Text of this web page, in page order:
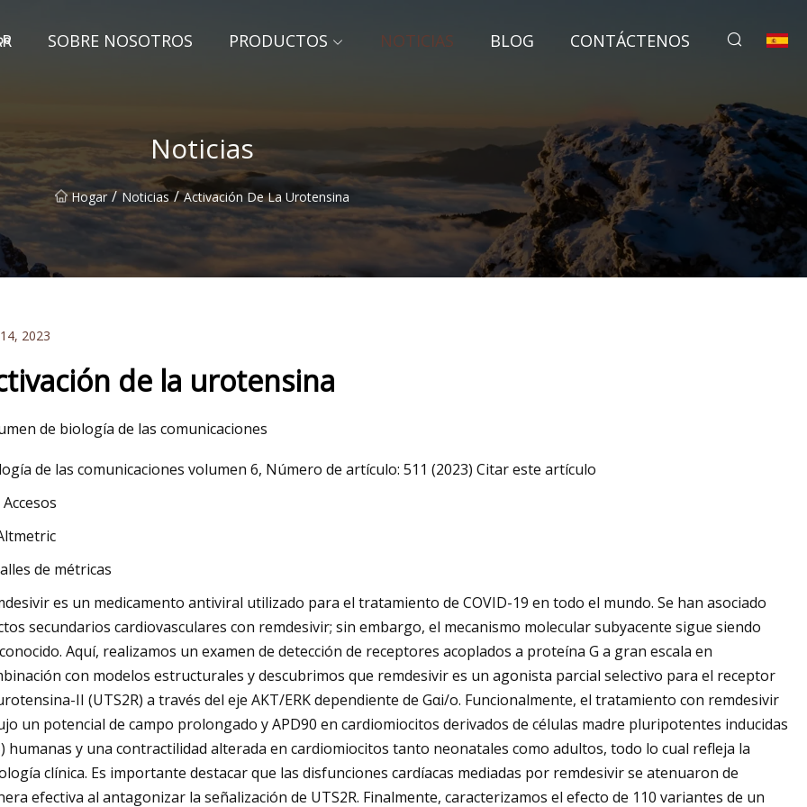
SOBRE NOSOTROS PRODUCTOS NOTICIAS BLOG CONTÁCTENOS
Noticias
Hogar / Noticias / Activación De La Urotensina
de la urotensina
2023
de la urotensina
de biología de las comunicaciones
de las comunicaciones volumen 6, Número de artículo: 511 (2023) Citar este artículo
de métricas
es un medicamento antiviral utilizado para el tratamiento de COVID-19 en todo el mundo. Se han asociado
secundarios cardiovasculares con remdesivir; sin embargo, el mecanismo molecular subyacente sigue siendo
Aquí, realizamos un examen de detección de receptores acoplados a proteína G a gran escala en
con modelos estructurales y descubrimos que remdesivir es un agonista parcial selectivo para el receptor
II (UTS2R) a través del eje AKT/ERK dependiente de Gαi/o. Funcionalmente, el tratamiento con remdesivir
un potencial de campo prolongado y APD90 en cardiomiocitos derivados de células madre pluripotentes inducidas
humanas y una contractilidad alterada en cardiomiocitos tanto neonatales como adultos, todo lo cual refleja la
clínica. Es importante destacar que las disfunciones cardíacas mediadas por remdesivir se atenuaron de
efectiva al antagonizar la señalización de UTS2R. Finalmente, caracterizamos el efecto de 110 variantes de un